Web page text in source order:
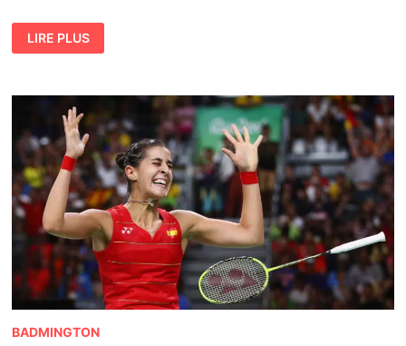
PRÉVENIR
LES
BLESSURES
ET
ÉTIREMENTS
LE
BADMINTON
LIRE PLUS
BADMINGTON